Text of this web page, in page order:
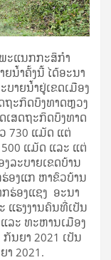
ະແນກກະສິກໍາ
ຍນໍ້າຄັ້ງນີ້ ໄດ້ອະນາ
າຍນໍ້າຢູ່ເຂດເມືອງ
ຖະກິດບຶງທາດຫຼວງ
ເສດຖະກິດບຶງທາດ
730 ແມັດ ແຕ່
500 ແມັດ ແລະ ແຕ່
ລະບາຍເຂດບ້ານ
ອງແກ ຫາຂົວບ້ານ
ຮ່ອງແຊງ ອະນາ
ແຮງງານຄົນທີ່ເປັນ
ລະ ທະຫານເມືອງ
ນຍາ 2021 ເປັນ
າ 2021.